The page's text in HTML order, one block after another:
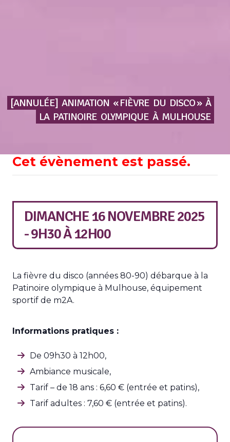
[ANNULÉE] ANIMATION « FIÈVRE DU DISCO » À
LA PATINOIRE OLYMPIQUE À MULHOUSE
Cet évènement est passé.
DIMANCHE 16 NOVEMBRE 2025
- 9H30À12H00
La fièvre du disco (années 80-90) débarque à la
Patinoire olympique à Mulhouse, équipement
sportif de m2A.
Informations pratiques :
De 09h30 à 12h00,
Ambiance musicale,
Tarif – de 18 ans : 6,60 € (entrée et patins),
Tarif adultes : 7,60 € (entrée et patins).